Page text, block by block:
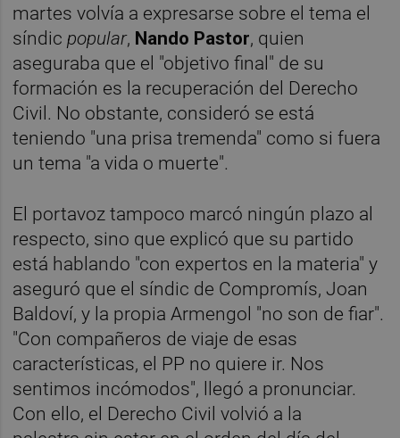
martes volvía a expresarse sobre el tema el
síndicpopular, Nando Pastor, quien
aseguraba que el "objetivo final" de su
formación es la recuperación del Derecho
Civil. No obstante, consideró se está
teniendo "una prisa tremenda" como si fuera
un tema "a vida o muerte".
El portavoz tampoco marcó ningún plazo al
respecto, sino que explicó que su partido
está hablando "con expertos en la materia" y
aseguró que el síndic de Compromís, Joan
Baldoví, y la propia Armengol "no son de fiar".
"Con compañeros de viaje de esas
características, el PP no quiere ir. Nos
sentimos incómodos", llegó a pronunciar.
Con ello, el Derecho Civil volvió a la